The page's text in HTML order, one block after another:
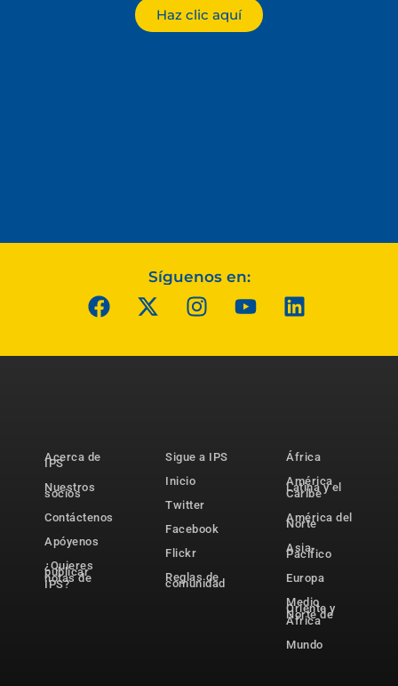
Haz clic aquí
Síguenos en:
Acerca de
IPS
Nuestros
socios
Contáctenos
Apóyenos
¿Quieres
publicar
notas de
IPS?
Sigue a IPS
Inicio
Twitter
Facebook
Flickr
Reglas de
comunidad
África
América
Latina y el
Caribe
América del
Norte
Asia-
Pacífico
Europa
Medio
Oriente y
Norte de
África
Mundo